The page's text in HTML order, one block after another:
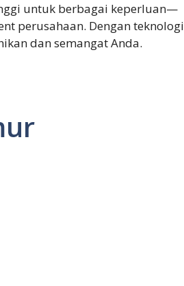
untuk berbagai keperluan—
perusahaan. Dengan teknologi
dan semangat Anda.